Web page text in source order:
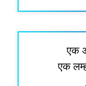
एक
एक